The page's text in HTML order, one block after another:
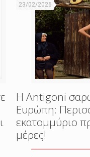
23/02/2026
Η Antigoni
Ευρώπη:
εκατομμύριο
μέρες!